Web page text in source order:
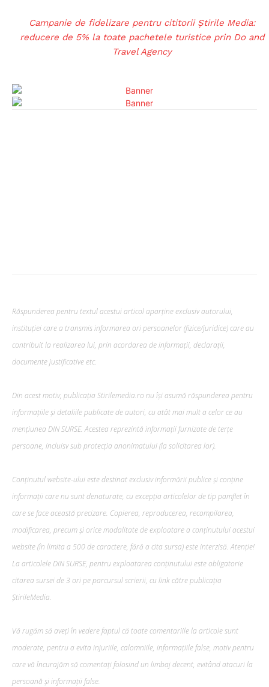
Campanie de fidelizare pentru cititorii Știrile Media:
reducere de 5% la toate pachetele turistice prin Do and
Travel Agency
Răspunderea pentru textul acestui articol aparține exclusiv autorului,
instituției care a transmis informarea ori persoanelor (fizice/juridice) care au
contribuit la realizarea lui, prin acordarea de informații, declarații,
documente justificative etc.
Din acest motiv, publicația Stirilemedia.ro nu își asumă răspunderea pentru
informațiile și detaliile publicate de autori, cu atât mai mult a celor ce au
mențiunea DIN SURSE. Acestea reprezintă informații furnizate de terțe
persoane, incluisv sub protecția anonimatului (la solicitarea lor).
Conținutul website-ului este destinat exclusiv informării publice și conține
informații care nu sunt denaturate, cu excepția articolelor de tip pamflet în
care se face această precizare. Copierea, reproducerea, recompilarea,
modificarea, precum şi orice modalitate de exploatare a conținutului acestui
website (în limita a 500 de caractere, fără a cita sursa) este interzisă. Atenție!
La articolele DIN SURSE, pentru exploatarea conținutului este obligatorie
citarea sursei de 3 ori pe parcursul scrierii, cu link către publicația
ȘtirileMedia.
Vă rugăm să aveți în vedere faptul că toate comentariile la articole sunt
moderate, pentru a evita injuriile, calomniile, informațiile false, motiv pentru
care vă încurajăm să comentați folosind un limbaj decent, evitând atacuri la
persoană și informații false.